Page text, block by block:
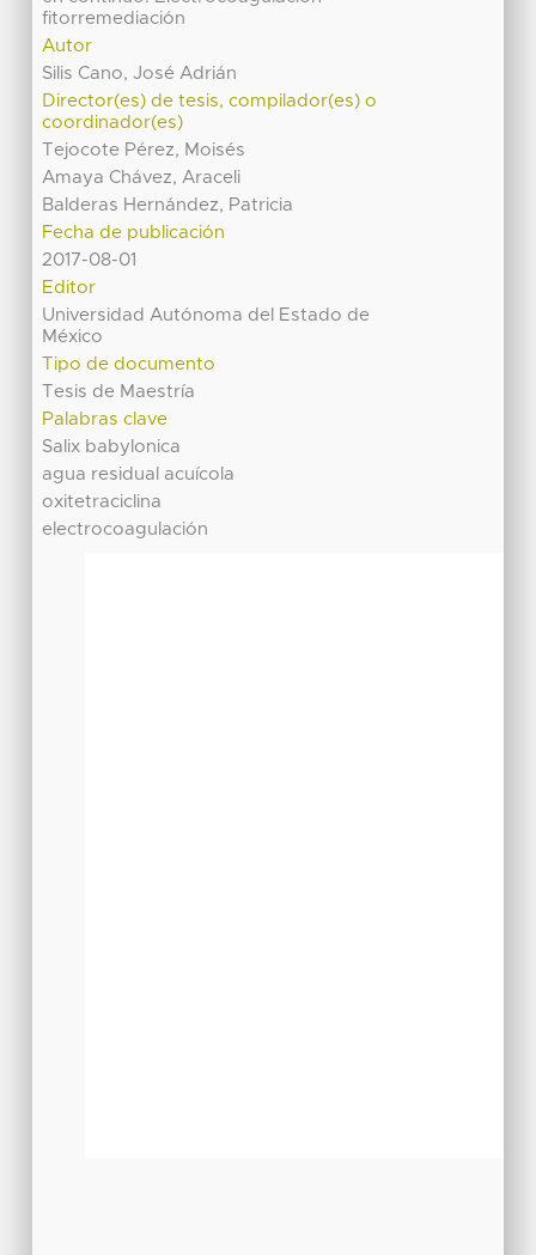
fitorremediación
Autor
Silis Cano, José Adrián
Director(es) de tesis, compilador(es) o
coordinador(es)
Tejocote Pérez, Moisés
Amaya Chávez, Araceli
Balderas Hernández, Patricia
Fecha de publicación
2017-08-01
Editor
Universidad Autónoma del Estado de
México
Tipo de documento
Tesis de Maestría
Palabras clave
Salix babylonica
agua residual acuícola
oxitetraciclina
electrocoagulación